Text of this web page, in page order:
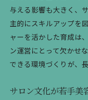
与える影響も大きく、
主的にスキルアップを
ャーを活かした育成は
ン運営にとって欠かせ
できる環境づくりが、
サロン文化が若手美